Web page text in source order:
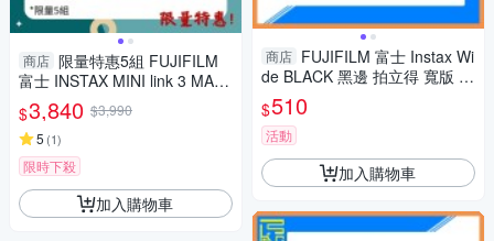
商店 限量特惠5組 FUJIFILM
富士 INSTAX MINI link 3 MARI
O 瑪利歐 特別版(LINK3，公司
貨)拍立得 手機印相機
$3,840 $3,990
5 (1)
限時下殺
加入購物車
商店 FUJIFILM 富士 Instax Wi
de BLACK 黑邊 拍立得 寬版 公
司貨
$510
活動
加入購物車